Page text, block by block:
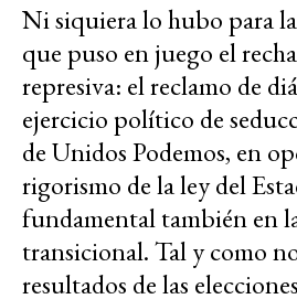
Ni siquiera lo hubo para
que puso en juego el
represiva: el reclamo de
ejercicio político de
de Unidos Podemos, en
rigorismo de la ley del
fundamental también en
transicional. Tal y como
resultados de las